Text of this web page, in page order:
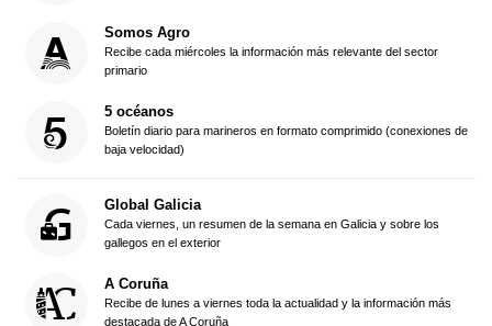
Somos Agro
Recibe cada miércoles la información más relevante del sector
primario
5 océanos
Boletín diario para marineros en formato comprimido (conexiones de
baja velocidad)
Global Galicia
Cada viernes, un resumen de la semana en Galicia y sobre los
gallegos en el exterior
A Coruña
Recibe de lunes a viernes toda la actualidad y la información más
destacada de A Coruña